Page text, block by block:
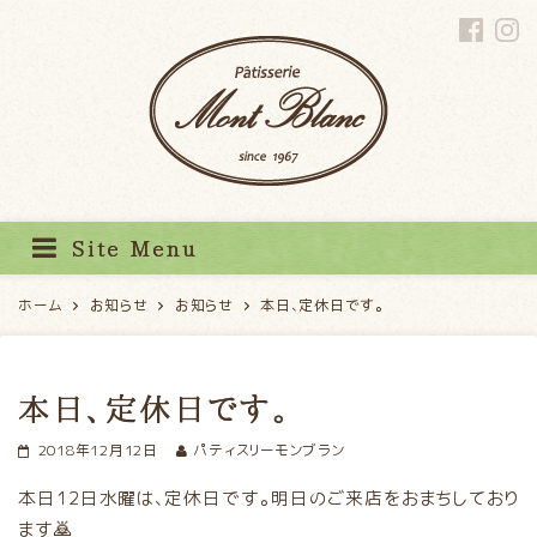
Site Menu
ホーム お知らせ お知らせ 本日、定休日です。
本日、定休日です。
2018年12月12日 パティスリーモンブラン
本日12日水曜は、定休日です。明日のご来店をおまちしており
ます🙇